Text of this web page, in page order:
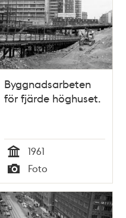
Byggnadsarbeten
för fjärde höghuset.
Tid
1961
Typ
Foto